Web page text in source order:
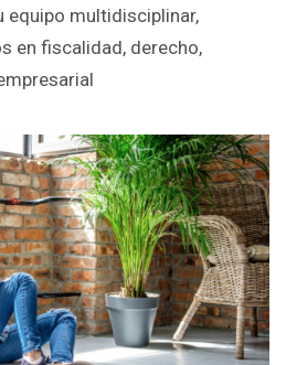
equipo multidisciplinar,
en fiscalidad, derecho,